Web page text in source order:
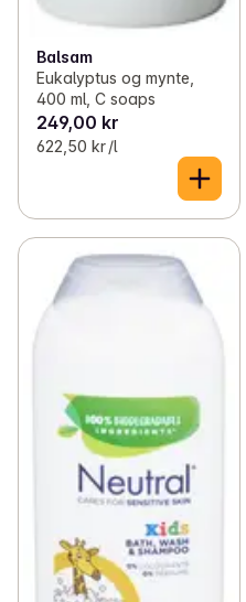
Balsam
Eukalyptus og mynte,
400 ml, C soaps
249,00 kr
622,50 kr /l